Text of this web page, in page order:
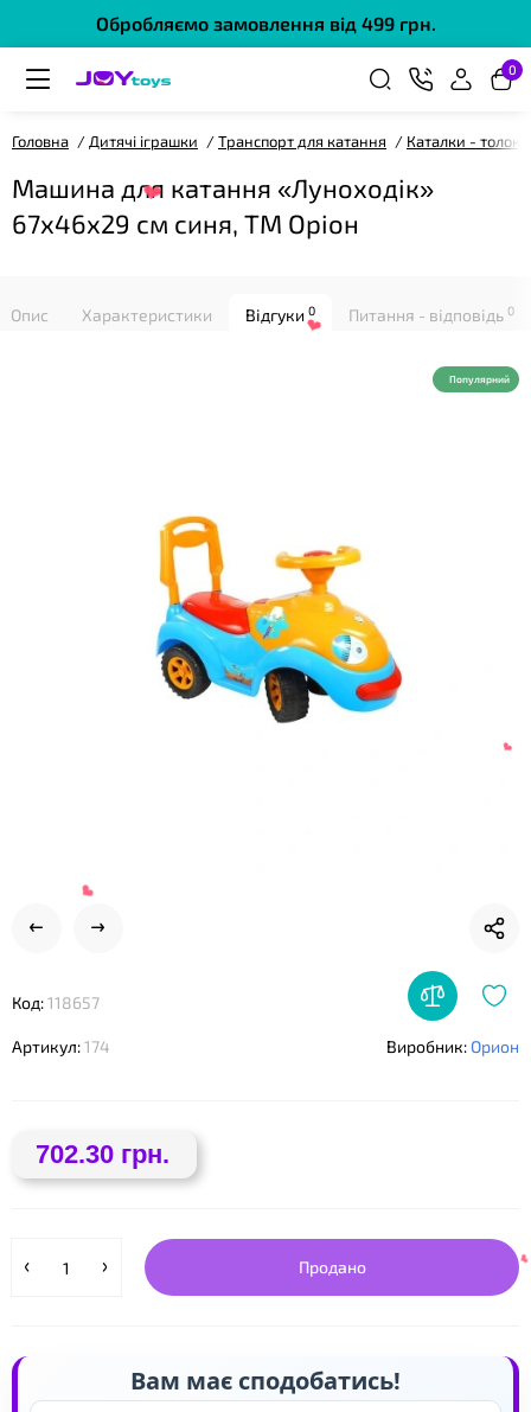
Обробляємо замовлення від 499 грн.
0
Головна Дитячі іграшки Транспорт для катання Каталки -
Машина для катання «Луноходік»
67х46х29 см синя, ТМ Оріон
Опис Характеристики Відгуки 0 Питання - відповідь 0
Популярний
Код:118657
Артикул:174 Виробник:Орион
702.30 грн.
Продано
Вам має сподобатись!